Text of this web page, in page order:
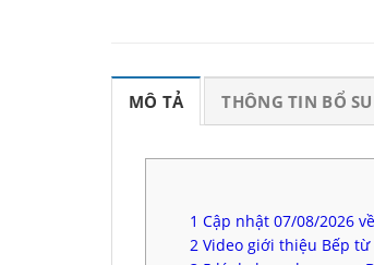
MÔ TẢ THÔNG TIN BỔ
1 Cập nhật 07/08/2026
2 Video giới thiệu Bếp từ